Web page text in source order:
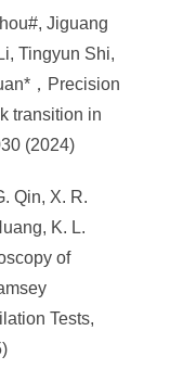
Jiguang
Tingyun Shi,
，Precision
transition in
(2024)
Qin, X. R.
K. L.
of
Tests,